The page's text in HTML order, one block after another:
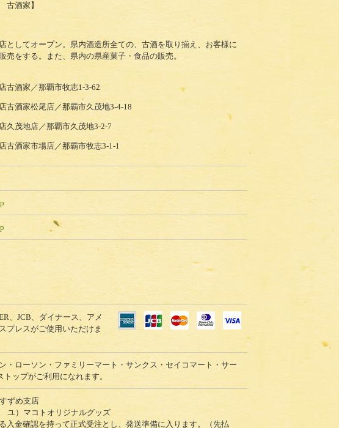
古酒家】
としてオープン。県内酒造所全ての、古酒を取り揃え、お客様に
売をする。また、県内の県産菓子・食品の販売。
古酒家／那覇市牧志1-3-62
古酒家松尾店／那覇市久茂地3-4-18
久茂地店／那覇市久茂地3-2-7
古酒家市場店／那覇市牧志3-1-1
、JCB、ダイナース、アメ
プレスがご使用いただけま
・ローソン・ファミリーマート・サンクス・セイコマート・サー
トップがご利用になれます。
ずめ支店
ユ）マコトオリジナルグッズ
入金確認を持って正式受注とし、発送準備に入ります。（先払